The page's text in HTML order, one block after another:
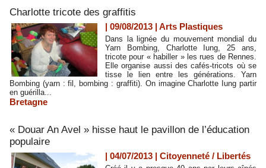
Charlotte tricote des graffitis
| 09/08/2013 | Arts Plastiques
Dans la lignée du mouvement mondial du
Yarn Bombing, Charlotte Iung, 25 ans,
tricote pour « habiller » les rues de Rennes.
Elle organise aussi des cafés-tricots où se
tisse le lien entre les générations. Yarn
Bombing (yarn : fil, bombing : graffiti). On imagine Charlotte Iung partir
en guérilla...
Bretagne
« Douar An Avel » hisse haut le pavillon de l’éducation
populaire
| 04/07/2013 | Citoyenneté / Libertés